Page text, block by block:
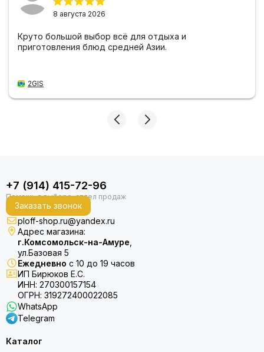
8 августа 2026
Круто большой выбор всё для отдыха и
приготовления блюд средней Азии.
2GIS
+7 (914) 415-72-96
Заказать звонок
ploff-shop.ru@yandex.ru
Адрес магазина:
г.Комсомольск-на-Амуре
ул.Базовая 5
Ежедневно с 10 до 19 часов
ИП Бирюков Е.С.
ИНН: 270300157154
ОГРН: 319272400022085
WhatsApp
Telegram
Каталог